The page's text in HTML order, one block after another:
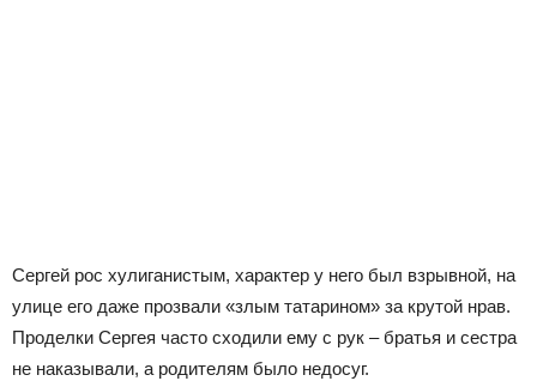
Сергей рос хулиганистым, характер у него был взрывной, на
улице его даже прозвали «злым татарином» за крутой нрав.
Проделки Сергея часто сходили ему с рук – братья и сестра
не наказывали, а родителям было недосуг.